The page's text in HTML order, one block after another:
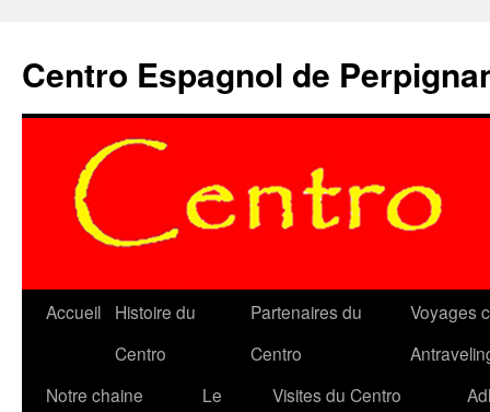
contenu
Centro Espagnol de
Accueil
Histoire du
Centro
Partenaires du
Centro
Voyages
Notre chaine
Le
Visites du Centro